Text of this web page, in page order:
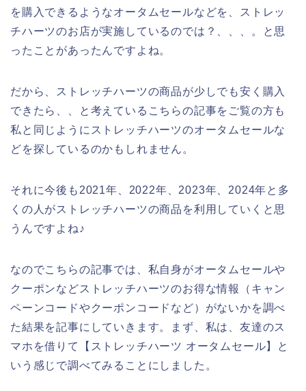
を購入できるようなオータムセールなどを、ストレッ
チハーツのお店が実施しているのでは？、、、。と思
ったことがあったんですよね。
だから、ストレッチハーツの商品が少しでも安く購入
できたら、、と考えているこちらの記事をご覧の方も
私と同じようにストレッチハーツのオータムセールな
どを探しているのかもしれません。
それに今後も2021年、2022年、2023年、2024年と多
くの人がストレッチハーツの商品を利用していくと思
うんですよね♪
なのでこちらの記事では、私自身がオータムセールや
クーポンなどストレッチハーツのお得な情報（キャン
ペーンコードやクーポンコードなど）がないかを調べ
た結果を記事にしていきます。まず、私は、友達のス
マホを借りて【ストレッチハーツ オータムセール】と
いう感じで調べてみることにしました。